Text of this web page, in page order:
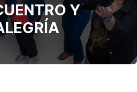
Y